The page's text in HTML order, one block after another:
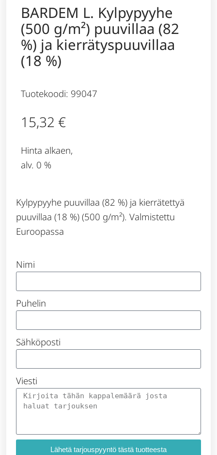
BARDEM L. Kylpypyyhe
(500 g/m²) puuvillaa (82
%) ja kierrätyspuuvillaa
(18 %)
Tuotekoodi: 99047
15,32 €
Hinta alkaen,
alv. 0 %
Kylpypyyhe puuvillaa (82 %) ja kierrätettyä
puuvillaa (18 %) (500 g/m²). Valmistettu
Euroopassa
Nimi
Puhelin
Sähköposti
Viesti
Lähetä tarjouspyyntö tästä tuotteesta